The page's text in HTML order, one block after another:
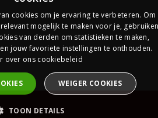
PrijsOfferte
cookies om je ervaring te verbeteren. Om
mogelijk te maken voor je,
van derden om statistieken te maken,
jouw favoriete instellingen te onthouden.
over ons cookiebeleid
WEIGER COOKIES
TOON DETAILS